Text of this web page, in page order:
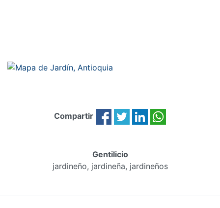
Compartir
Gentilicio
jardineño, jardineña, jardineños